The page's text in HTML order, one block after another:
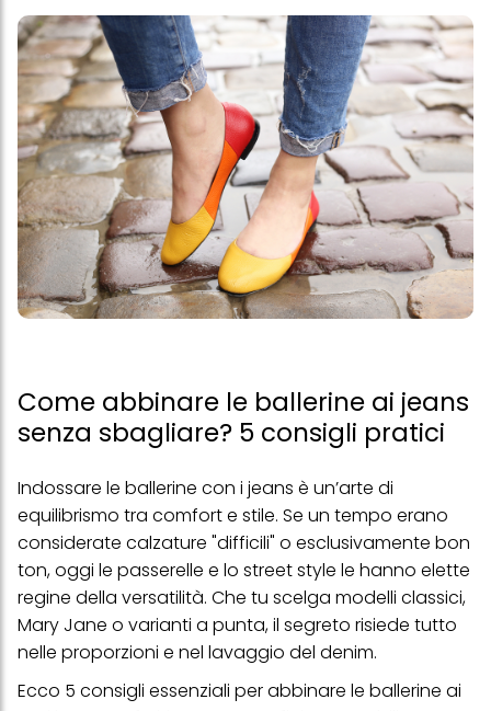
Come abbinare le ballerine ai jeans
senza sbagliare? 5 consigli pratici
Indossare le ballerine con i jeans è un’arte di
equilibrismo tra comfort e stile. Se un tempo erano
considerate calzature "difficili" o esclusivamente bon
ton, oggi le passerelle e lo street style le hanno elette
regine della versatilità. Che tu scelga modelli classici,
Mary Jane o varianti a punta, il segreto risiede tutto
nelle proporzioni e nel lavaggio del denim.
Ecco 5 consigli essenziali per abbinare le ballerine ai